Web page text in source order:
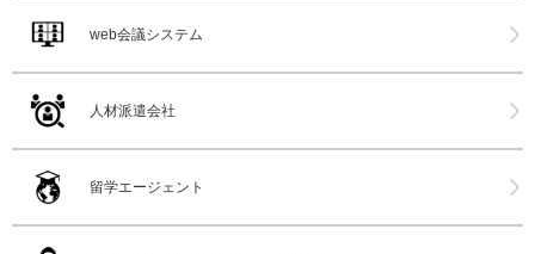
web会議システム
人材派遣会社
留学エージェント